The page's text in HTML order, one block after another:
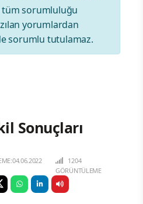
sorumluluğu
yorumlardan
sorumlu tutulamaz.
Sonuçları
1204
GÖRÜNTÜLEME